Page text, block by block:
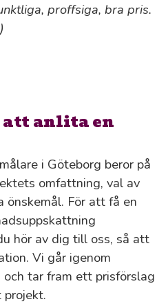
proffsiga, bra pris.
att anlita en
i Göteborg beror på
omfattning, val av
önskemål. För att få en
hör av dig till oss, så att
Vi går igenom
tar fram ett prisförslag